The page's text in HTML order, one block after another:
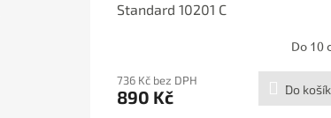
Standard 10201 C
Do 10
736 Kč bez DPH
890 Kč Do